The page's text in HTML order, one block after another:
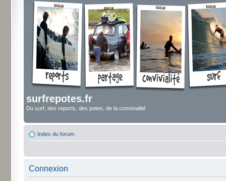
surfrepotes.fr
Du surf, des reports, des potes, de la convivialité
Index du forum
Connexion